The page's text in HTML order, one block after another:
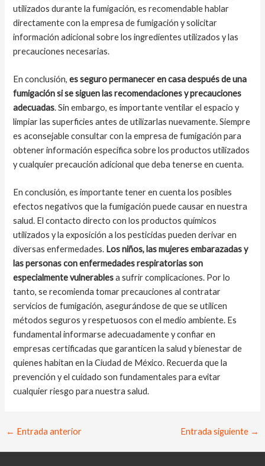
utilizados durante la fumigación, es recomendable hablar
directamente con la empresa de fumigación y solicitar
información adicional sobre los ingredientes utilizados y las
precauciones necesarias.
En conclusión,es seguro permanecer en casa después de una
fumigación si se siguen las recomendaciones y precauciones
adecuadas. Sin embargo, es importante ventilar el espacio y
limpiar las superficies antes de utilizarlas nuevamente. Siempre
es aconsejable consultar con la empresa de fumigación para
obtener información específica sobre los productos utilizados
y cualquier precaución adicional que deba tenerse en cuenta.
En conclusión, es importante tener en cuenta los posibles
efectos negativos que la fumigación puede causar en nuestra
salud. El contacto directo con los productos químicos
utilizados y la exposición a los pesticidas pueden derivar en
diversas enfermedades. Los niños, las mujeres embarazadas y
las personas con enfermedades respiratorias son
especialmente vulnerablesa sufrir complicaciones. Por lo
tanto, se recomienda tomar precauciones al contratar
servicios de fumigación, asegurándose de que se utilicen
métodos seguros y respetuosos con el medio ambiente. Es
fundamental informarse adecuadamente y confiar en
empresas certificadas que garanticen la salud y bienestar de
quienes habitan en la Ciudad de México. Recuerda que la
prevención y el cuidado son fundamentales para evitar
cualquier riesgo para nuestra salud.
Navegación
← Entrada anterior Entrada siguiente →